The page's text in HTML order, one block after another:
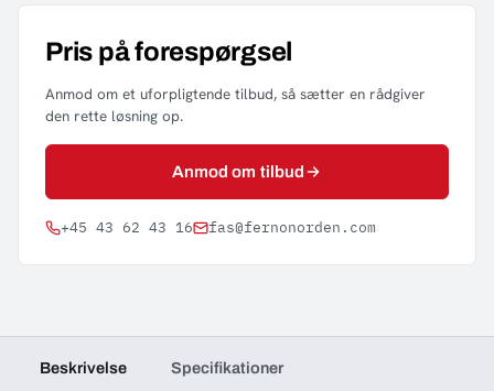
Pris på forespørgsel
Anmod om et uforpligtende tilbud, så sætter en rådgiver
den rette løsning op.
Anmod om tilbud
+45 43 62 43 16 fas@fernonorden.com
Beskrivelse Specifikationer